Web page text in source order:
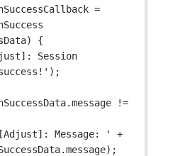
=
{
Session
);
!=
Message: '
+